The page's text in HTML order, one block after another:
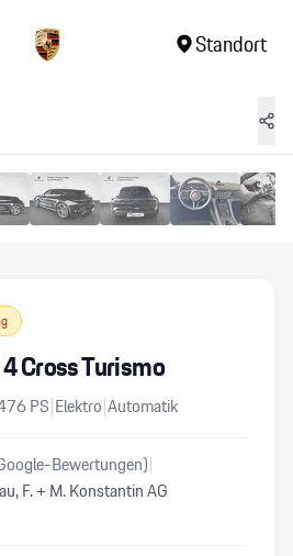
Standort
Cross Turismo
PS|Elektro|Automatik
Bewertungen)|
F. + M. Konstantin AG